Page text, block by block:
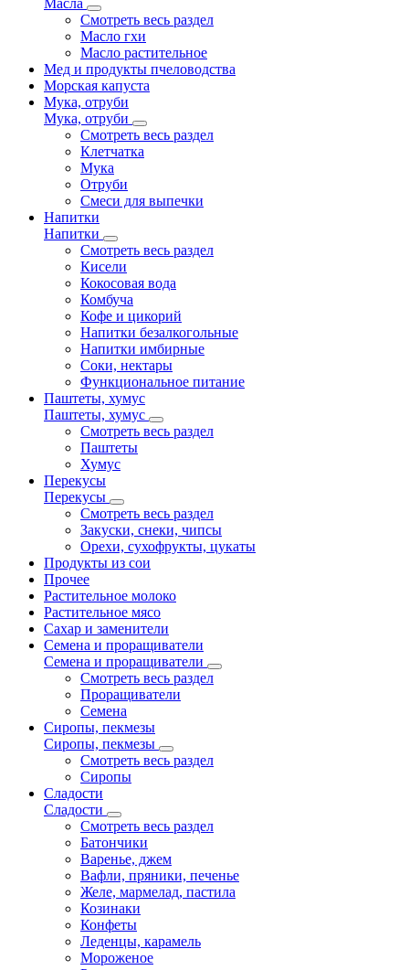
Масла
Смотреть весь раздел
Масло гхи
Масло растительное
Мед и продукты пчеловодства
Морская капуста
Мука, отруби
Мука, отруби
Смотреть весь раздел
Клетчатка
Мука
Отруби
Смеси для выпечки
Напитки
Напитки
Смотреть весь раздел
Кисели
Кокосовая вода
Комбуча
Кофе и цикорий
Напитки безалкогольные
Напитки имбирные
Соки, нектары
Функциональное питание
Паштеты, хумус
Паштеты, хумус
Смотреть весь раздел
Паштеты
Хумус
Перекусы
Перекусы
Смотреть весь раздел
Закуски, снеки, чипсы
Орехи, сухофрукты, цукаты
Продукты из сои
Прочее
Растительное молоко
Растительное мясо
Сахар и заменители
Семена и проращиватели
Семена и проращиватели
Смотреть весь раздел
Проращиватели
Семена
Сиропы, пекмезы
Сиропы, пекмезы
Смотреть весь раздел
Сиропы
Сладости
Сладости
Смотреть весь раздел
Батончики
Варенье, джем
Вафли, пряники, печенье
Желе, мармелад, пастила
Козинаки
Конфеты
Леденцы, карамель
Мороженое